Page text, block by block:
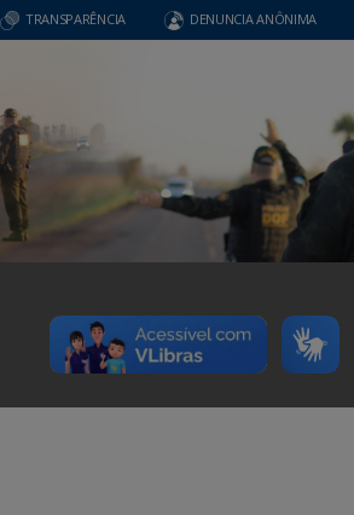
TRANSPARÊNCIA DENUNCIA ANÔNIMA